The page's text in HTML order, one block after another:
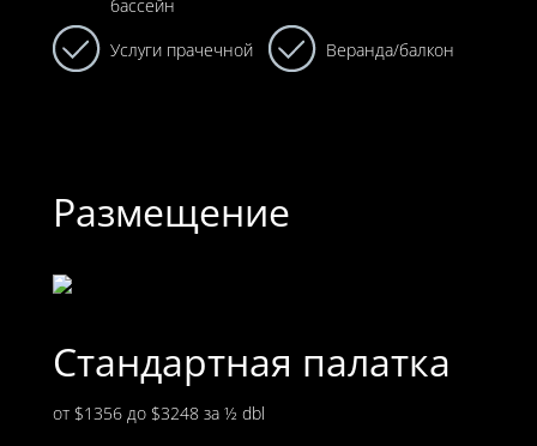
бассейн
Услуги прачечной Веранда/балкон
Размещение
Стандартная палатка
от $1356 до $3248 за ½ dbl